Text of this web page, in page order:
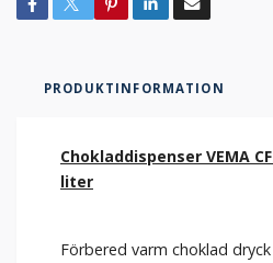
PRODUKTINFORMATION
Chokladdispenser VEMA
liter
Förbered varm choklad